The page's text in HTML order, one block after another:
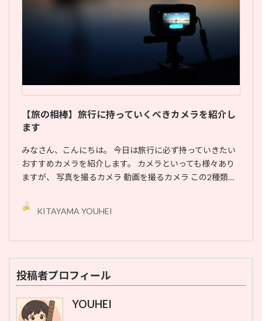
【旅の相棒】旅行に持っていくべきカメラを紹介し
ます
みなさん、こんにちは。 今日は旅行に必ず持っていきたい
おすすめカメラを紹介します。 カメラといっても様々あり
ますが、 写真を撮るカメラ 動画を撮るカメラ この2種類…
KITAYAMA YOUHEI
投稿者プロフィール
YOUHEI